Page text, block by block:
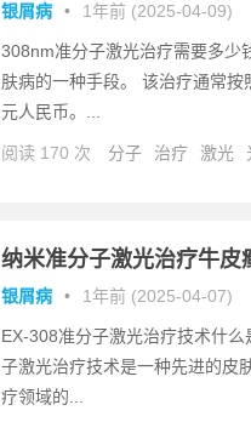
银屑病 • 1年前 (2025-04-09)
308nm准分子激光治疗需要多少
肤病的一种手段。 该治疗通常
元人民币。...
阅读 170 次 分子 治疗 激光
纳米准分子激光治疗牛皮
银屑病 • 1年前 (2025-04-07)
EX-308准分子激光治疗技术什
子激光治疗技术是一种先进的皮
疗领域的...